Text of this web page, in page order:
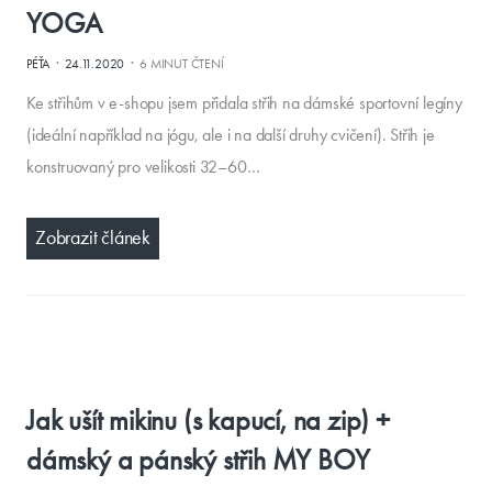
YOGA
PÉŤA· 24.11.2020 ·6 MINUT ČTENÍ
Ke střihům v e-shopu jsem přidala střih na dámské sportovní legíny
(ideální například na jógu, ale i na další druhy cvičení). Střih je
konstruovaný pro velikosti 32–60…
Zobrazit článek
Jak ušít mikinu (s kapucí, na zip) +
dámský a pánský střih MY BOY